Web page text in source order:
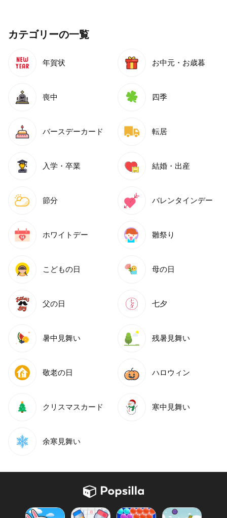
カテゴリーの一覧
年賀状 お中元・お歳暮
喪中 四季
バースデーカード 転居
入学・卒業 結婚・出産
節分 バレンタインデー
ホワイトデー 雛祭り
こどもの日 母の日
父の日 七夕
暑中見舞い 残暑見舞い
敬老の日 ハロウィン
クリスマスカード 寒中見舞い
余寒見舞い